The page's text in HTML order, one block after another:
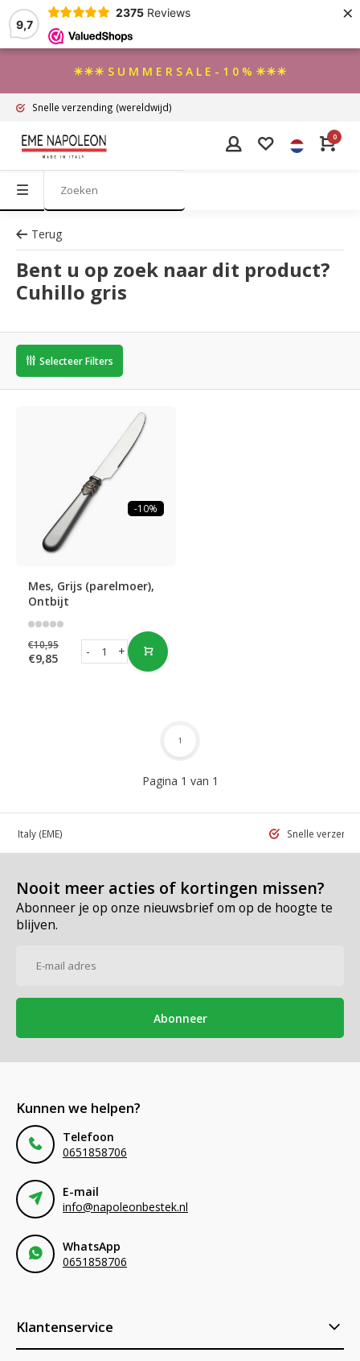
9,7
2375 Reviews ×
☀☀☀ S U M M E R S A L E - 1 0 % ☀☀☀
Snelle verzending (wereldwijd)
0
Terug
Bent u op zoek naar dit product?
Cuhillo gris
Selecteer Filters
-10%
Mes, Grijs (parelmoer),
Ontbijt
€10,95
€9,85 +
-
Pagina 1 van 1
1
in Italy (EME) Snelle
Nooit meer acties of kortingen missen?
Abonneer je op onze nieuwsbrief om op de hoogte te
blijven.
Abonneer
Kunnen we helpen?
Telefoon
0651858706
E-mail
info@napoleonbestek.nl
WhatsApp
0651858706
Klantenservice